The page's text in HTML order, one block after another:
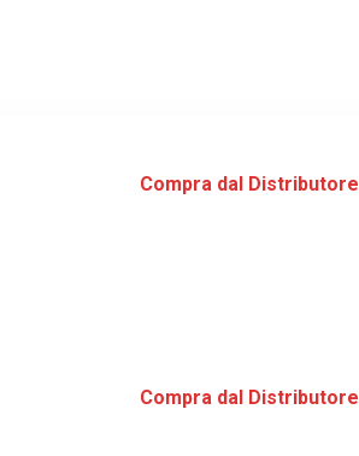
Compra dal Distributore
Compra dal Distributore